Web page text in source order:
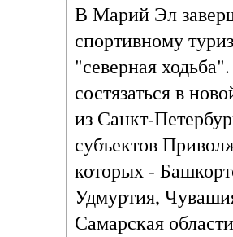
В Марий Эл
спортивному
"северная
состязаться в
из Санкт-
субъектов
которых -
Удмуртия,
Самарская